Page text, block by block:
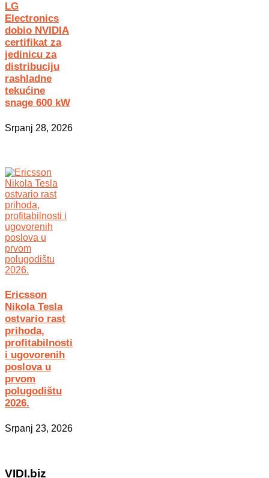
LG
Electronics
dobio NVIDIA
certifikat za
jedinicu za
distribuciju
rashladne
tekućine
snage 600 kW
Srpanj 28, 2026
Ericsson
Nikola Tesla
ostvario rast
prihoda,
profitabilnosti
i ugovorenih
poslova u
prvom
polugodištu
2026.
Srpanj 23, 2026
VIDI.biz